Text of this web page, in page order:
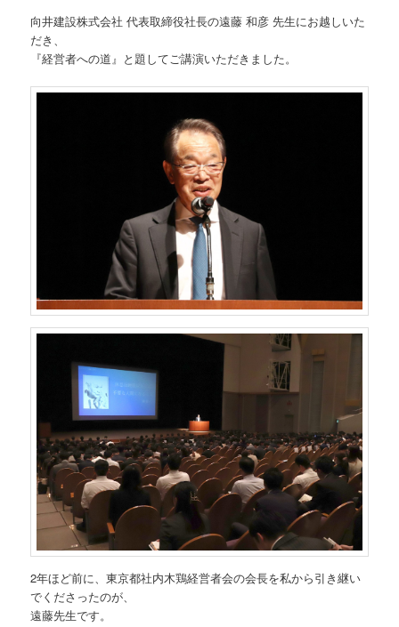
向井建設株式会社 代表取締役社長の遠藤 和彦 先生にお越しいた
だき、
『経営者への道』と題してご講演いただきました。
2年ほど前に、東京都社内木鶏経営者会の会長を私から引き継い
でくださったのが、
遠藤先生です。